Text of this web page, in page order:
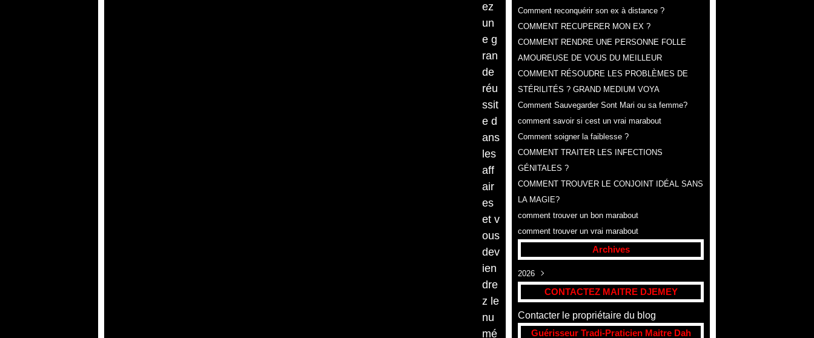
ez
un
e g
ran
de
réu
ssit
e d
ans
les
aff
air
es
et v
ous
dev
ien
dre
z le
nu
mé
Comment reconquérir son ex à distance ?
COMMENT RECUPERER MON EX ?
COMMENT RENDRE UNE PERSONNE FOLLE
AMOUREUSE DE VOUS DU MEILLEUR
COMMENT RÉSOUDRE LES PROBLÈMES DE
STÉRILITÉS ? GRAND MEDIUM VOYA
Comment Sauvegarder Sont Mari ou sa femme?
comment savoir si cest un vrai marabout
Comment soigner la faiblesse ?
COMMENT TRAITER LES INFECTIONS
GÉNITALES ?
COMMENT TROUVER LE CONJOINT IDÉAL SANS
LA MAGIE?
comment trouver un bon marabout
comment trouver un vrai marabout
Archives
2026
Août(307)
CONTACTEZ MAITRE DJEMEY
Contacter le propriétaire du blog
Guérisseur Tradi-Praticien Maitre Dah